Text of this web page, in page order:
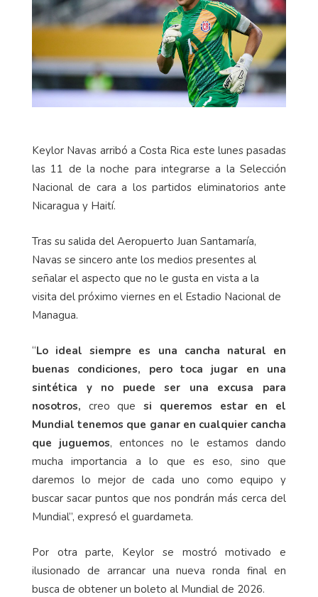
Keylor Navas arribó a Costa Rica este lunes pasadas
las 11 de la noche para integrarse a la Selección
Nacional de cara a los partidos eliminatorios ante
Nicaragua y Haití.
Tras su salida del Aeropuerto Juan Santamaría,
Navas se sincero ante los medios presentes al
señalar el aspecto que no le gusta en vista a la
visita del próximo viernes en el Estadio Nacional de
Managua.
“Lo ideal siempre es una cancha natural en
buenas condiciones, pero toca jugar en una
sintética y no puede ser una excusa para
nosotros, creo quesi queremos estar en el
Mundial tenemos que ganar en cualquier cancha
que juguemos, entonces no le estamos dando
mucha importancia a lo que es eso, sino que
daremos lo mejor de cada uno como equipo y
buscar sacar puntos que nos pondrán más cerca del
Mundial”, expresó el guardameta.
Por otra parte, Keylor se mostró motivado e
ilusionado de arrancar una nueva ronda final en
busca de obtener un boleto al Mundial de 2026.